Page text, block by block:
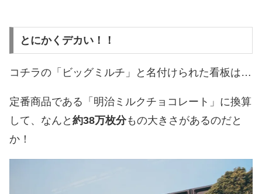
とにかくデカい！！
コチラの「ビッグミルチ」と名付けられた看板は…
定番商品である「明治ミルクチョコレート」に換算
して、なんと 約38万枚分もの大きさがあるのだと
か！